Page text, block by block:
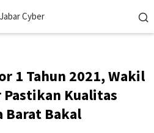
1 Tahun 2021, Wakil
Pastikan Kualitas
Barat Bakal